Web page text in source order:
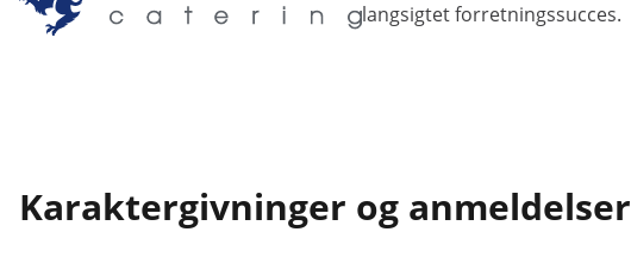
langsigtet forretningssucces.
Karaktergivninger og anmeldelser